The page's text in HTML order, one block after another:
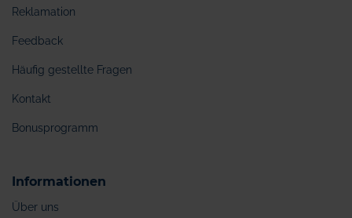
Reklamation
Feedback
Häufig gestellte Fragen
Kontakt
Bonusprogramm
Informationen
Über uns